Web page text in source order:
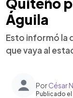
Águila
Esto informó la
que vaya al
PorCésar
Publicado